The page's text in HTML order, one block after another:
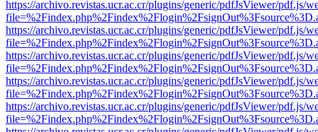
https://archivo.revistas.ucr.ac.cr/plugins/generic/pdfJsViewer/pdf.js/
https://archivo.revistas.ucr.ac.cr/plugins/generic/pdfJsViewer/pdf.js/
https://archivo.revistas.ucr.ac.cr/plugins/generic/pdfJsViewer/pdf.js/
https://archivo.revistas.ucr.ac.cr/plugins/generic/pdfJsViewer/pdf.js/
https://archivo.revistas.ucr.ac.cr/plugins/generic/pdfJsViewer/pdf.js/